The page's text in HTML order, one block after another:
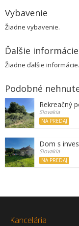
Vybavenie
Žiadne vybavenie.
Ďalšie informácie
Žiadne ďalšie informácie.
Podobné
Rekreačný
Slovakia
NA PREDAJ
Dom s
Slovakia
NA PREDAJ
Kancelária